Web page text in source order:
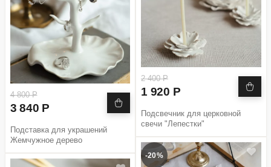
4 800 Р
3 840 Р
Подставка для украшений
Жемчужное дерево
2 400 Р
1 920 Р
Подсвечник для церковной
свечи "Лепестки"
-20%